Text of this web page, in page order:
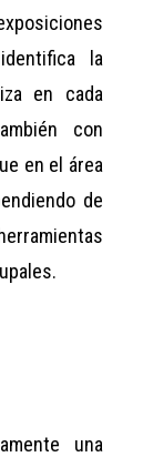
la
en cada
con
en el área
de
una